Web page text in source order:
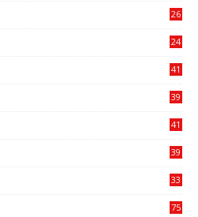
26
24
41
39
41
39
33
75